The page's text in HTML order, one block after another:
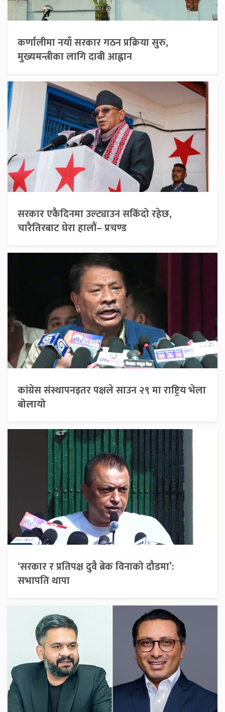
कर्णालीमा नयाँ सरकार गठन प्रक्रिया सुरु,
मुख्यमन्त्रीका लागि दाबी आह्वान
सरकार एकैदिनमा उल्ट्याउन सकिँदो रहेछ,
चारैतिरबाट घेरा हालौं– प्रचण्ड
कांग्रेस संस्थापनइतर पक्षले साउन २९ मा राष्ट्रिय भेला
बोलायो
‘सरकार र प्रतिपक्ष दुवै ब्रेक विनाको दौडमा’:
सभापति थापा